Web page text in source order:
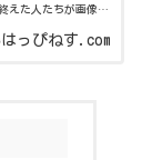
えた人たちが画像付
茶 っぴねす.com